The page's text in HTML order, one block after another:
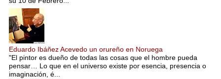
Eduardo Ibáñez Acevedo un orureño en Noruega
"El pintor es dueño de todas las cosas que el hombre pueda
pensar… Lo que en el universo existe por esencia, presencia o
imaginación, é...